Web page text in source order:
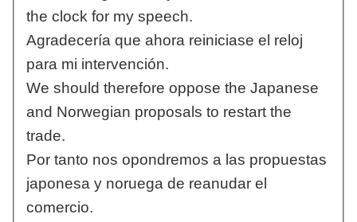
the clock for my speech.
Agradecería que ahora reiniciase el reloj
para mi intervención.
We should therefore oppose the Japanese
and Norwegian proposals to restart the
trade.
Por tanto nos opondremos a las propuestas
japonesa y noruega de reanudar el
comercio.